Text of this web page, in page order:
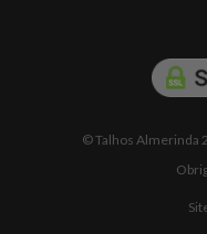
© Talhos Almerinda